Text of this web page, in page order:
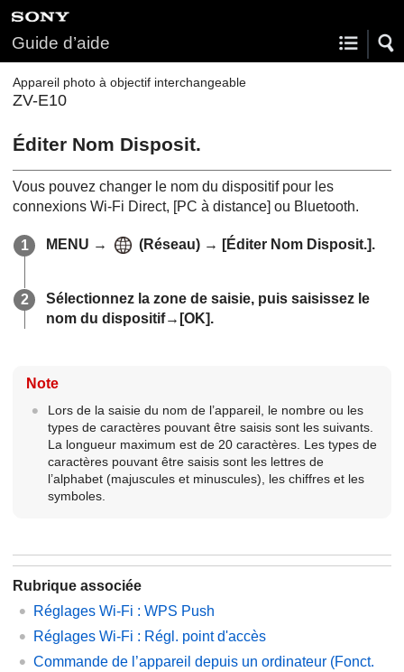
Guide d’aide
Appareil photo à objectif interchangeable
ZV-E10
Éditer Nom Disposit.
Vous pouvez changer le nom du dispositif pour les
connexions Wi-Fi Direct, [PC à distance] ou Bluetooth.
MENU → (Réseau) → [Éditer Nom Disposit.].
Sélectionnez la zone de saisie, puis saisissez le
nom du dispositif→ [OK].
Note
Lors de la saisie du nom de l’appareil, le nombre ou les
types de caractères pouvant être saisis sont les suivants.
La longueur maximum est de 20 caractères. Les types de
caractères pouvant être saisis sont les lettres de
l’alphabet (majuscules et minuscules), les chiffres et les
symboles.
Rubrique associée
Réglages Wi-Fi : WPS Push
Réglages Wi-Fi : Régl. point d'accès
Commande de l’appareil depuis un ordinateur (Fonct.